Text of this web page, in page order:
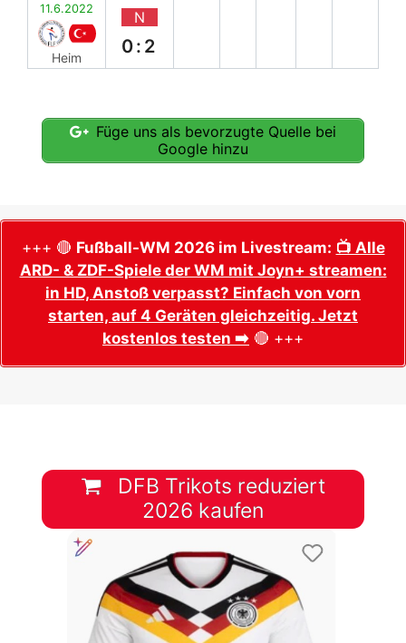
11.6.2022
Heim
N
0:2
Füge uns als bevorzugte Quelle bei
Google hinzu
+++ 🔴 Fußball-WM 2026 im Livestream: 📺 Alle
ARD- & ZDF-Spiele der WM mit Joyn+ streamen:
in HD, Anstoß verpasst? Einfach von vorn
starten, auf 4 Geräten gleichzeitig. Jetzt
kostenlos testen ➡️ 🔴 +++
DFB Trikots reduziert
2026 kaufen